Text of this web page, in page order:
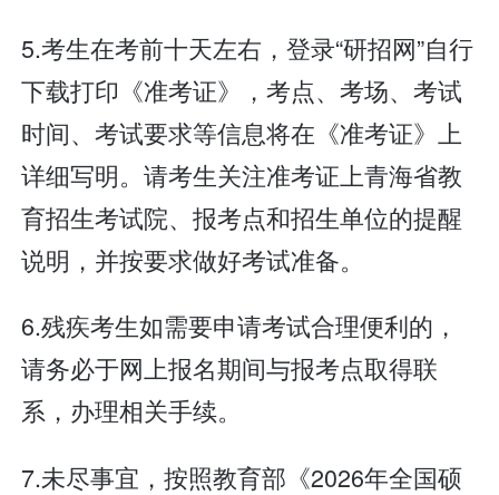
5.考生在考前十天左右，登录“研招网”自行
下载打印《准考证》，考点、考场、考试
时间、考试要求等信息将在《准考证》上
详细写明。请考生关注准考证上青海省教
育招生考试院、报考点和招生单位的提醒
说明，并按要求做好考试准备。
6.残疾考生如需要申请考试合理便利的，
请务必于网上报名期间与报考点取得联
系，办理相关手续。
7.未尽事宜，按照教育部《2026年全国硕